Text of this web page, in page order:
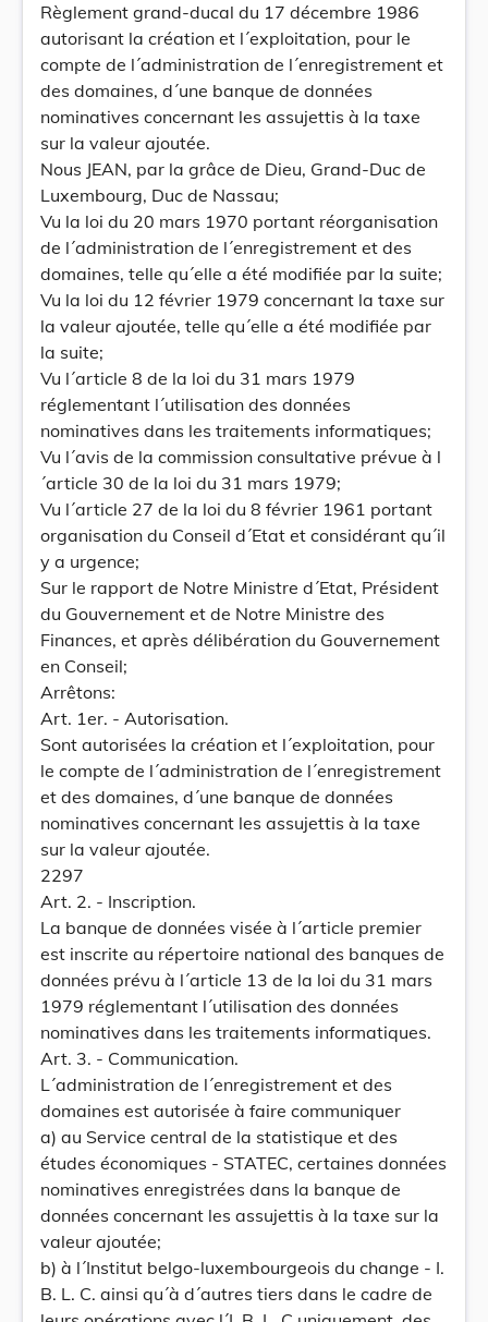
Règlement grand-ducal du 17 décembre 1986
autorisant la création et l´exploitation, pour le
compte de l´administration de l´enregistrement et
des domaines, d´une banque de données
nominatives concernant les assujettis à la taxe
sur la valeur ajoutée.
Nous JEAN, par la grâce de Dieu, Grand-Duc de
Luxembourg, Duc de Nassau;
Vu la loi du 20 mars 1970 portant réorganisation
de l´administration de l´enregistrement et des
domaines, telle qu´elle a été modifiée par la suite;
Vu la loi du 12 février 1979 concernant la taxe sur
la valeur ajoutée, telle qu´elle a été modifiée par
la suite;
Vu l´article 8 de la loi du 31 mars 1979
réglementant l´utilisation des données
nominatives dans les traitements informatiques;
Vu l´avis de la commission consultative prévue à l
´article 30 de la loi du 31 mars 1979;
Vu l´article 27 de la loi du 8 février 1961 portant
organisation du Conseil d´Etat et considérant qu´il
y a urgence;
Sur le rapport de Notre Ministre d´Etat, Président
du Gouvernement et de Notre Ministre des
Finances, et après délibération du Gouvernement
en Conseil;
Arrêtons:
Art. 1er. - Autorisation.
Sont autorisées la création et l´exploitation, pour
le compte de l´administration de l´enregistrement
et des domaines, d´une banque de données
nominatives concernant les assujettis à la taxe
sur la valeur ajoutée.
2297
Art. 2. - Inscription.
La banque de données visée à l´article premier
est inscrite au répertoire national des banques de
données prévu à l´article 13 de la loi du 31 mars
1979 réglementant l´utilisation des données
nominatives dans les traitements informatiques.
Art. 3. - Communication.
L´administration de l´enregistrement et des
domaines est autorisée à faire communiquer
a) au Service central de la statistique et des
études économiques - STATEC, certaines données
nominatives enregistrées dans la banque de
données concernant les assujettis à la taxe sur la
valeur ajoutée;
b) à l´Institut belgo-luxembourgeois du change - I.
B. L. C. ainsi qu´à d´autres tiers dans le cadre de